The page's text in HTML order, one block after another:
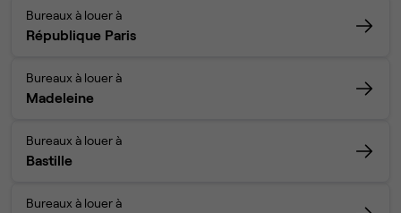
Bureaux à louer à
République Paris
Bureaux à louer à
Madeleine
Bureaux à louer à
Bastille
Bureaux à louer à